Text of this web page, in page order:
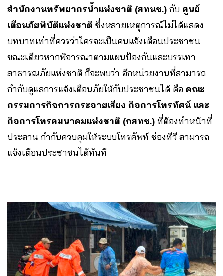
สำนักงานทรัพยากรน้ำแห่งชาติ (สทนช.) กับ ศูนย์
เตือนภัยพิบัติแห่งชาติ ซึ่งหลายเหตุการณ์ไม่ได้แสดง
บทบาทเท่าที่ควรว่าใครจะเป็นคนแจ้งเตือนประชาชน
ขณะเดียวหากพิจารณาตามแผนป้องกันและบรรเทา
สาธารณภัยแห่งชาติ ก็จะพบว่า อีกหน่วยงานที่สามารถ
กำกับดูแลการแจ้งเตือนภัยให้กับประชาชนได้ คือ คณะ
กรรมการกิจการกระจายเสียง กิจการโทรทัศน์ และ
กิจการโทรคมนาคมแห่งชาติ (กสทช.) ที่ต้องทำหน้าที่
ประสาน กำกับควบคุมให้ระบบโทรศัพท์ ช่องทีวี สามารถ
แจ้งเตือนประชาชนได้ทันที